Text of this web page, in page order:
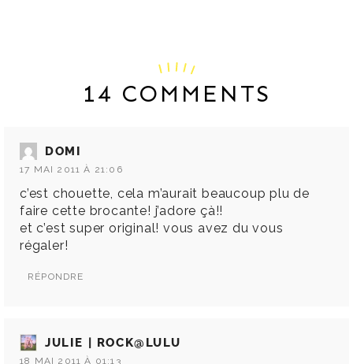
14 COMMENTS
DOMI
17 MAI 2011 À 21:06
c’est chouette, cela m’aurait beaucoup plu de
faire cette brocante! j’adore çà!!
et c’est super original! vous avez du vous
régaler!
RÉPONDRE
JULIE | ROCK@LULU
18 MAI 2011 À 01:13